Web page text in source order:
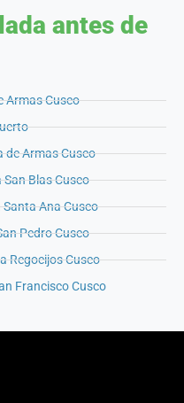
antes de
Armas Cusco
de Armas Cusco
Blas Cusco
Ana Cusco
Pedro Cusco
Regocijos Cusco
Francisco Cusco